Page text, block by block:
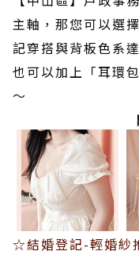
主軸，那您可以選
記穿搭與背板色系
也可以加上「耳環
～
☆結婚登記-輕婚紗